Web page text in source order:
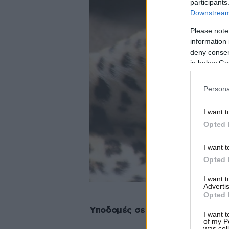
Please
information
deny
in below
I want
Opted
I want
Opted
I want
Opted
I want
of my
Υποδομές σε κρίση και